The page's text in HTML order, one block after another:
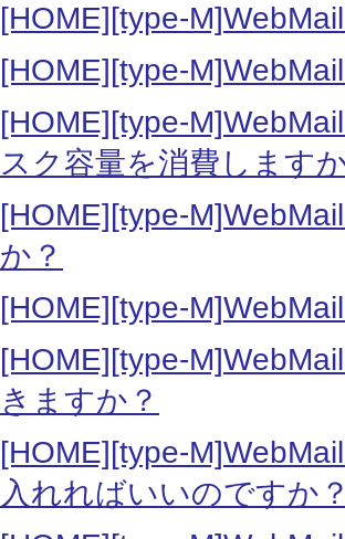
[HOME][type-
[HOME][type-
[HOME][type-
スク容量を消費します
[HOME][type-
か？
[HOME][type-
[HOME][type-
きますか？
[HOME][type-
入れればいいのですか